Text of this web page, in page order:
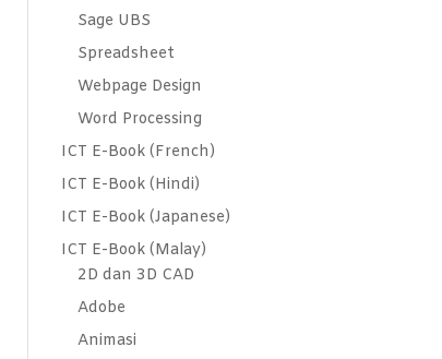
Sage UBS
Spreadsheet
Webpage Design
Word Processing
ICT E-Book (French)
ICT E-Book (Hindi)
ICT E-Book (Japanese)
ICT E-Book (Malay)
2D dan 3D CAD
Adobe
Animasi